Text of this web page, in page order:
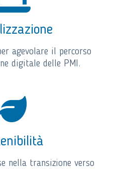
agevolare il percorso
digitale delle PMI.
nella transizione verso